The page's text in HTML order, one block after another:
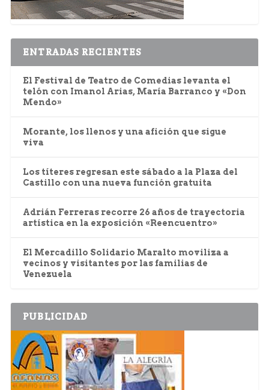
ENTRADAS RECIENTES
El Festival de Teatro de Comedias levanta el
telón con Imanol Arias, María Barranco y «Don
Mendo»
Morante, los llenos y una afición que sigue
viva
Los títeres regresan este sábado a la Plaza del
Castillo con una nueva función gratuita
Adrián Ferreras recorre 26 años de trayectoria
artística en la exposición «Reencuentro»
El Mercadillo Solidario Maralto moviliza a
vecinos y visitantes por las familias de
Venezuela
PUBLICIDAD